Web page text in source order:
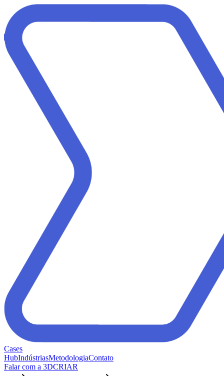
Cases
HubIndústriasMetodologiaContato
Falar com a 3DCRIAR